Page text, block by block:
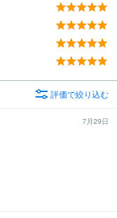
評価で絞り込む
7月29日